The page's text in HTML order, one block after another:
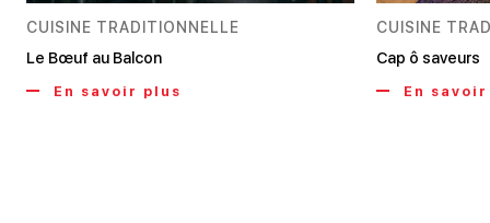
CUISINE TRADITIONNELLE
Le Bœuf au Balcon
En savoir plus
CUISINE
Cap ô saveurs
En